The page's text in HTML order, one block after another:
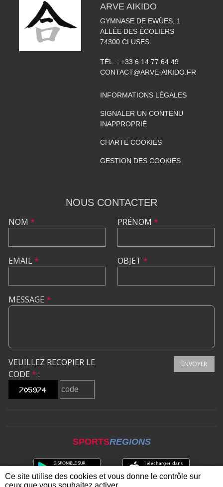
ARVE AIKIDO
GYMNASE DE EWÜES, 1
ALLÉE DES ÉCOLIERS
74300 CLUSES
TÉL. : +33 6 14 77 64 49
CONTACT@ARVE-AIKIDO.FR
INFORMATIONS LÉGALES
SIGNALER UN CONTENU
INAPPROPRIÉ
CHARTE COOKIES
GESTION DES COOKIES
NOUS CONTACTER
NOM *
EMAIL*
PRÉNOM *
OBJET *
MESSAGE *
VEUILLEZ RECOPIER LE
CODE * :
ENVOYER
SPORTSREGIONS
Ce site utilise des cookies et vous donne le contrôle sur
ceux que vous souhaitez activer